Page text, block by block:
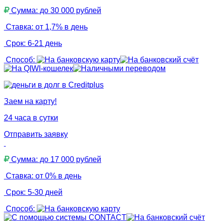
Сумма: до 30 000 рублей
Ставка: от 1,7% в день
Срок: 6-21 день
Способ:
Заем на карту!
24 часа в сутки
Отправить заявку
Сумма: до 17 000 рублей
Ставка: от 0% в день
Срок: 5-30 дней
Способ: